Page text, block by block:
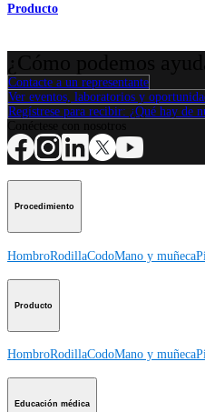
Producto
Contacte a un representante
Ver eventos, laboratorios y
Regístrese para recibir: ¿Qué hay de
Procedimiento
HombroRodillaCodoMano y muñeca
Producto
HombroRodillaCodoMano y muñeca
Educación médica